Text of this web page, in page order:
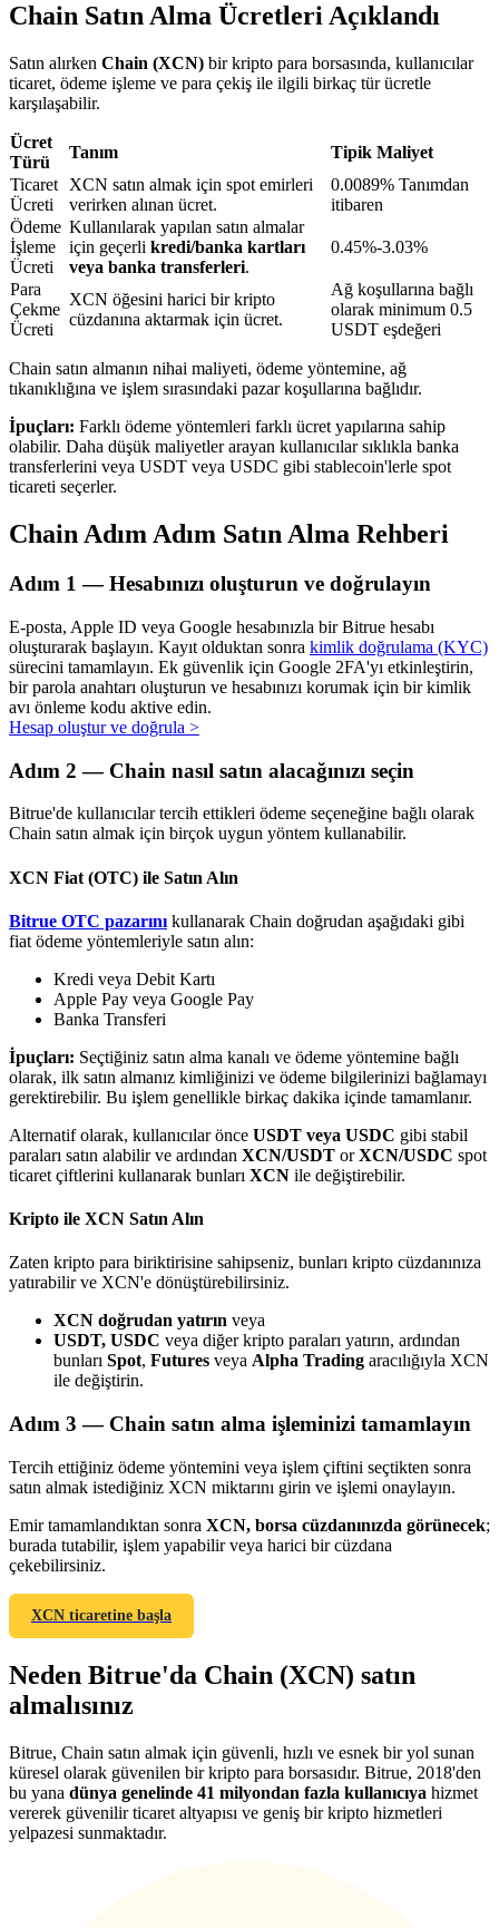
BTR Kilitleme
BTR sahiplerine özel yatırımlar
Kripto destekli borçlanma hizmeti
Uzun vadeli kâr ve esnek çıkarlar elde edin
Stake Etmeyi Öğrenin
Bitrue
AI
Bitrue Ortakları
Bitrue İş Ortağı
Yönlendirme
Arkadaşını davet et, nakit ödüller kazan
BTC Welcome Rewards
Chain Satın Alma Ücretleri Açıklandı
Satın alırken Chain (XCN) bir kripto para borsasında, kullanıcılar
ticaret, ödeme işleme ve para çekiş ile ilgili birkaç tür ücretle
karşılaşabilir.
Ücret
Türü
Tanım
Tipik Maliyet
Ticaret
Ücreti
XCN satın almak için spot emirleri
verirken alınan ücret.
0.0089% Tanımdan
itibaren
Ödeme
İşleme
Ücreti
Kullanılarak yapılan satın almalar
için geçerli kredi/banka kartları
veya banka transferleri.
0.45%-3.03%
Para
Çekme
Ücreti
XCN öğesini harici bir kripto
cüzdanına aktarmak için ücret.
Ağ koşullarına bağlı
olarak minimum 0.5
USDT eşdeğeri
Chain satın almanın nihai maliyeti, ödeme yöntemine, ağ
tıkanıklığına ve işlem sırasındaki pazar koşullarına bağlıdır.
İpuçları: Farklı ödeme yöntemleri farklı ücret yapılarına sahip
olabilir. Daha düşük maliyetler arayan kullanıcılar sıklıkla banka
transferlerini veya USDT veya USDC gibi stablecoin'lerle spot
ticareti seçerler.
Chain Adım Adım Satın Alma Rehberi
Adım 1 —Hesabınızı oluşturun ve doğrulayın
E-posta, Apple ID veya Google hesabınızla bir Bitrue hesabı
oluşturarak başlayın. Kayıt olduktan sonra kimlik doğrulama (KYC)
sürecini tamamlayın. Ek güvenlik için Google 2FA'yı etkinleştirin,
bir parola anahtarı oluşturun ve hesabınızı korumak için bir kimlik
avı önleme kodu aktive edin.
Hesap oluştur ve doğrula >
Adım 2 — Chain nasıl satın alacağınızı seçin
Bitrue'de kullanıcılar tercih ettikleri ödeme seçeneğine bağlı olarak
Chain satın almak için birçok uygun yöntem kullanabilir.
XCN Fiat (OTC) ile Satın Alın
Bitrue OTC pazarını kullanarak Chain doğrudan aşağıdaki gibi
fiat ödeme yöntemleriyle satın alın:
Kredi veya Debit Kartı
Apple Pay veya Google Pay
Banka Transferi
İpuçları: Seçtiğiniz satın alma kanalı ve ödeme yöntemine bağlı
olarak, ilk satın almanız kimliğinizi ve ödeme bilgilerinizi bağlamayı
gerektirebilir. Bu işlem genellikle birkaç dakika içinde tamamlanır.
Alternatif olarak, kullanıcılar önce USDT veya USDC gibi stabil
paraları satın alabilir ve ardından XCN/USDT orXCN/USDC spot
ticaret çiftlerini kullanarak bunları XCN ile değiştirebilir.
Kripto ile XCN Satın Alın
Zaten kripto para biriktirisine sahipseniz, bunları kripto cüzdanınıza
yatırabilir ve XCN'e dönüştürebilirsiniz.
XCN doğrudan yatırın veya
USDT, USDC veya diğer kripto paraları yatırın, ardından
bunları Spot, Futures veya Alpha Trading aracılığıyla XCN
ile değiştirin.
Adım 3 — Chain satın alma işleminizi tamamlayın
Tercih ettiğiniz ödeme yöntemini veya işlem çiftini seçtikten sonra
satın almak istediğiniz XCN miktarını girin ve işlemi onaylayın.
Emir tamamlandıktan sonra XCN, borsa cüzdanınızda görünecek;
burada tutabilir, işlem yapabilir veya harici bir cüzdana
çekebilirsiniz.
XCN ticaretine başla
Neden Bitrue'da Chain (XCN) satın
almalısınız
Bitrue, Chain satın almak için güvenli, hızlı ve esnek bir yol sunan
küresel olarak güvenilen bir kripto para borsasıdır. Bitrue, 2018'den
bu yana dünya genelinde 41 milyondan fazla kullanıcıya hizmet
vererek güvenilir ticaret altyapısı ve geniş bir kripto hizmetleri
yelpazesi sunmaktadır.